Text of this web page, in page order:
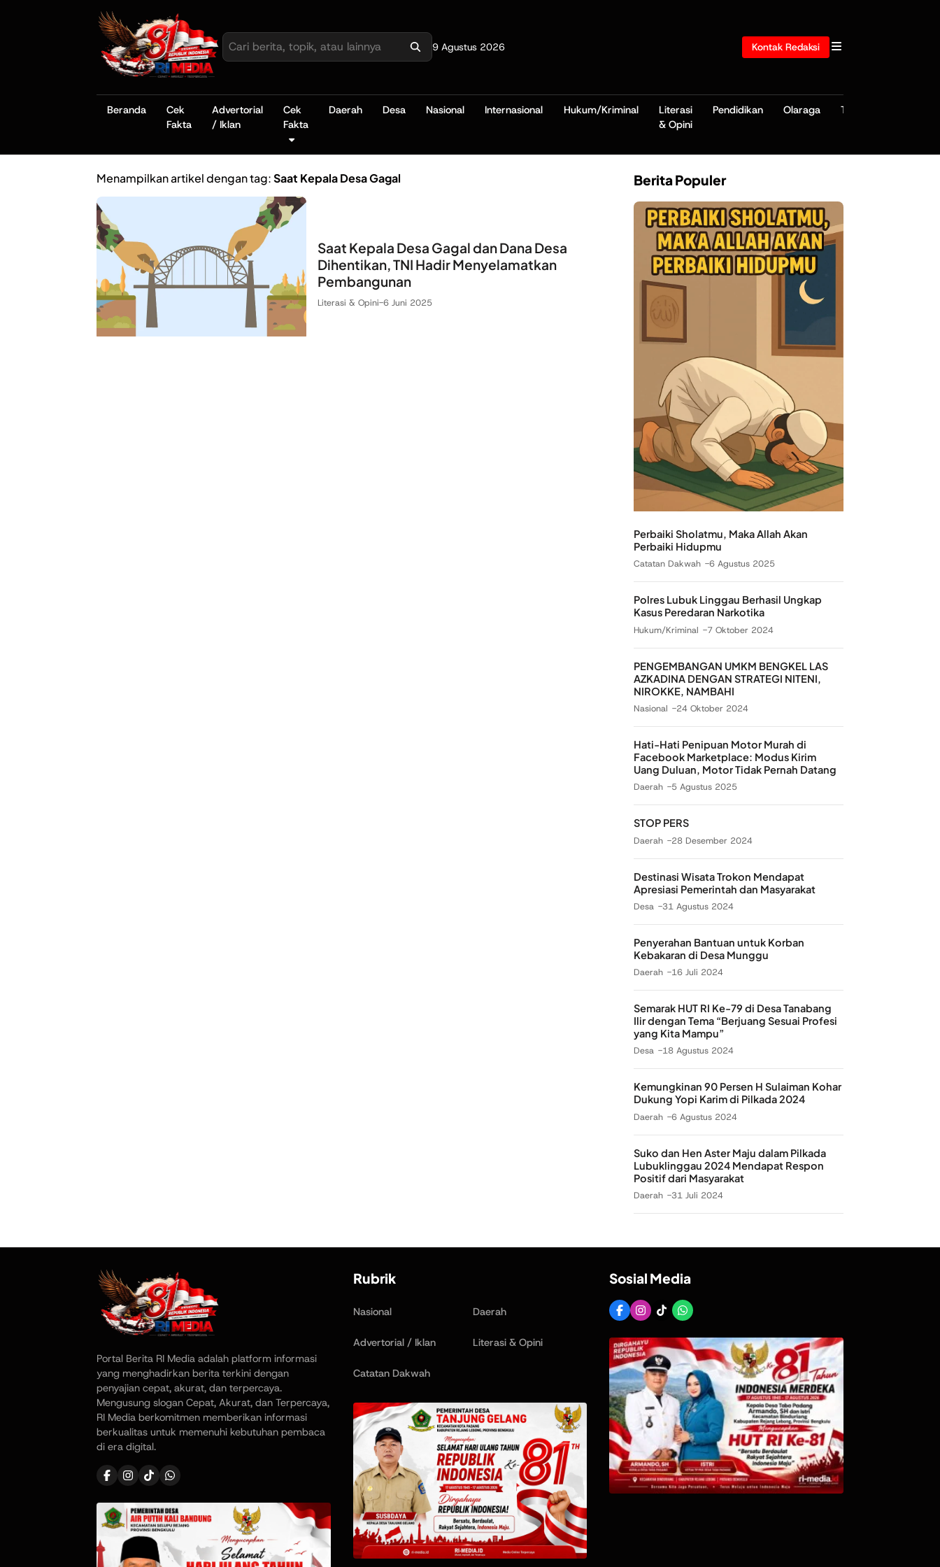
9 Agustus 2026 Kontak Redaksi
Beranda
Cek
Fakta
Advertorial
/ Iklan
Cek
Fakta
Daerah Desa Nasional Internasional Hukum/Kriminal
Literasi
& Opini
Pendidikan Olaraga TNI/POLRI
Menampilkan artikel dengan tag:Saat Kepala Desa Gagal
Saat Kepala Desa Gagal dan Dana Desa
Dihentikan, TNI Hadir Menyelamatkan
Pembangunan
Literasi & Opini-6 Juni 2025
Berita Populer
Perbaiki Sholatmu, Maka Allah Akan
Perbaiki Hidupmu
Catatan Dakwah 6 Agustus 2025
Polres Lubuk Linggau Berhasil Ungkap
Kasus Peredaran Narkotika
Hukum/Kriminal 7 Oktober 2024
PENGEMBANGAN UMKM BENGKEL LAS
AZKADINA DENGAN STRATEGI NITENI,
NIROKKE, NAMBAHI
Nasional 24 Oktober 2024
Hati-Hati Penipuan Motor Murah di
Facebook Marketplace: Modus Kirim
Uang Duluan, Motor Tidak Pernah Datang
Daerah 5 Agustus 2025
STOP PERS
Daerah 28 Desember 2024
Destinasi Wisata Trokon Mendapat
Apresiasi Pemerintah dan Masyarakat
Desa 31 Agustus 2024
Penyerahan Bantuan untuk Korban
Kebakaran di Desa Munggu
Daerah 16 Juli 2024
Semarak HUT RI Ke-79 di Desa Tanabang
Ilir dengan Tema “Berjuang Sesuai Profesi
yang Kita Mampu”
Desa 18 Agustus 2024
Kemungkinan 90 Persen H Sulaiman Kohar
Dukung Yopi Karim di Pilkada 2024
Daerah 6 Agustus 2024
Suko dan Hen Aster Maju dalam Pilkada
Lubuklinggau 2024 Mendapat Respon
Positif dari Masyarakat
Daerah 31 Juli 2024
Portal Berita RI Media adalah platform informasi
yang menghadirkan berita terkini dengan
penyajian cepat, akurat, dan terpercaya.
Mengusung slogan Cepat, Akurat, dan Terpercaya,
RI Media berkomitmen memberikan informasi
berkualitas untuk memenuhi kebutuhan pembaca
di era digital.
Rubrik
Nasional Daerah
Advertorial / Iklan Literasi & Opini
Catatan Dakwah
Sosial Media